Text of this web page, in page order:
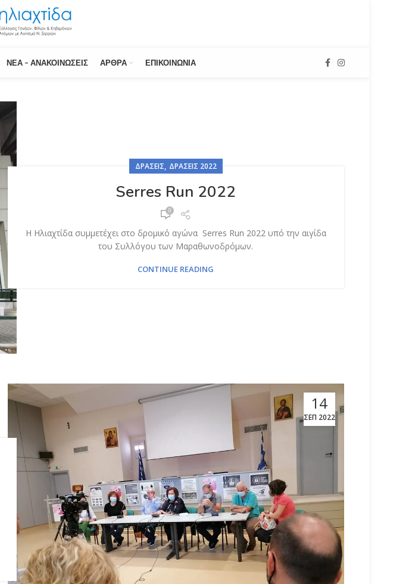
ΝΈΑ – ΑΝΑΚΟΙΝΏΣΕΙΣ ΆΡΘΡΑ ΕΠΙΚΟΙΝΩΝΊΑ
ΔΡΆΣΕΙΣ, ΔΡΆΣΕΙΣ 2022
Serres Run 2022
0
Η Ηλιαχτίδα συμμετέχει στο δρομικό αγώνα Serres Run 2022 υπό την αιγίδα
του Συλλόγου των Μαραθωνοδρόμων.
CONTINUE READING
14
ΣΕΠ 2022